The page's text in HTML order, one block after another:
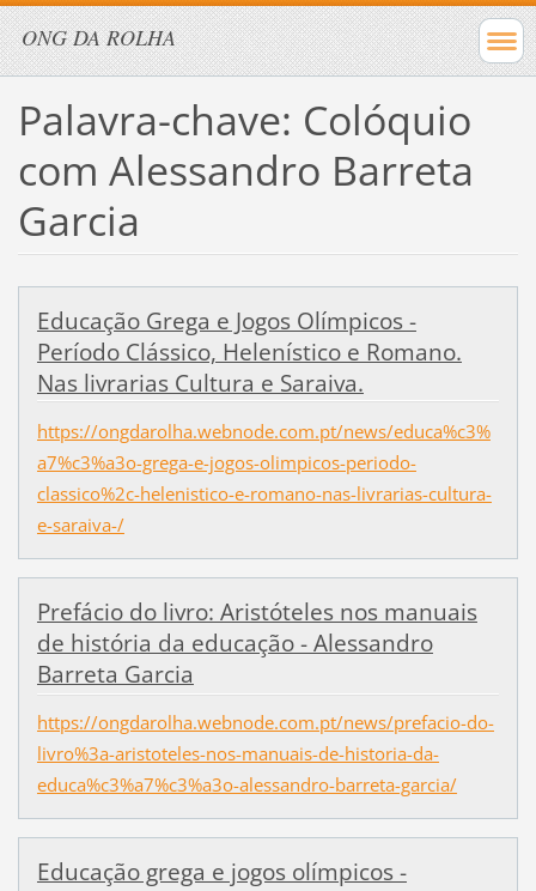
ONG DA ROLHA
Palavra-chave: Colóquio
com Alessandro Barreta
Garcia
Educação Grega e Jogos Olímpicos -
Período Clássico, Helenístico e Romano.
Nas livrarias Cultura e Saraiva.
https://ongdarolha.webnode.com.pt/news/educa%c3%
a7%c3%a3o-grega-e-jogos-olimpicos-periodo-
classico%2c-helenistico-e-romano-nas-livrarias-cultura-
e-saraiva-/
Prefácio do livro: Aristóteles nos manuais
de história da educação - Alessandro
Barreta Garcia
https://ongdarolha.webnode.com.pt/news/prefacio-do-
livro%3a-aristoteles-nos-manuais-de-historia-da-
educa%c3%a7%c3%a3o-alessandro-barreta-garcia/
Educação grega e jogos olímpicos -